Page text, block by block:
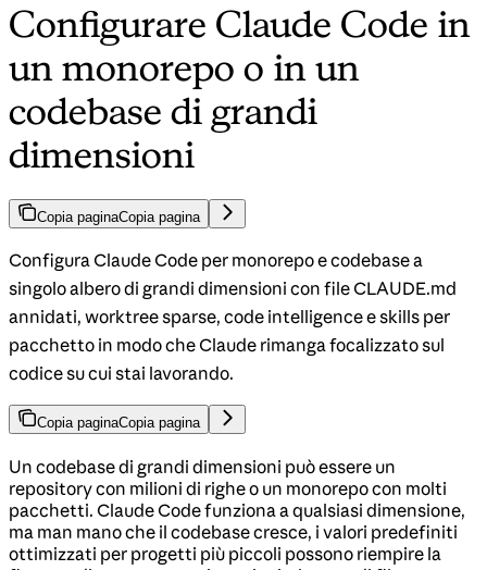
Configurare Claude Code in
un monorepo o in un
codebase di grandi
dimensioni
Copia paginaCopia pagina
Configura Claude Code per monorepo e codebase a
singolo albero di grandi dimensioni con file CLAUDE.md
annidati, worktree sparse, code intelligence e skills per
pacchetto in modo che Claude rimanga focalizzato sul
codice su cui stai lavorando.
Copia paginaCopia pagina
Un codebase di grandi dimensioni può essere un
repository con milioni di righe o un monorepo con molti
pacchetti. Claude Code funziona a qualsiasi dimensione,
ma man mano che il codebase cresce, i valori predefiniti
ottimizzati per progetti più piccoli possono riempire la